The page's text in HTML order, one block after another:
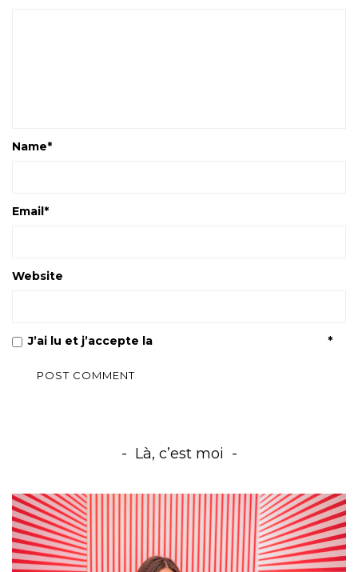
Name*
Email*
Website
J’ai lu et j’accepte la *
Là, c’est moi